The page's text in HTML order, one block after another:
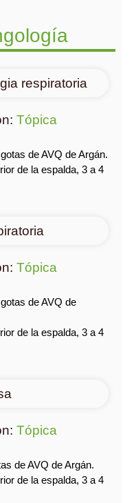
respiratoria
Tópica
de AVQ de Argán.
de la espalda, 3 a 4
Tópica
de AVQ de
de la espalda, 3 a 4
Tópica
de AVQ de Argán.
de la espalda, 3 a 4